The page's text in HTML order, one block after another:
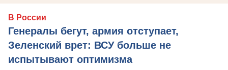
В России
Генералы бегут, армия отступает,
Зеленский врет: ВСУ больше не
испытывают оптимизма